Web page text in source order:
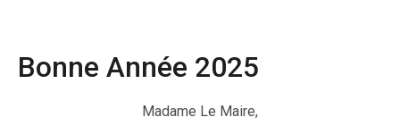
Bonne Année 2025
Madame Le Maire,